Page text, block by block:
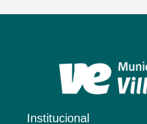
Institucional